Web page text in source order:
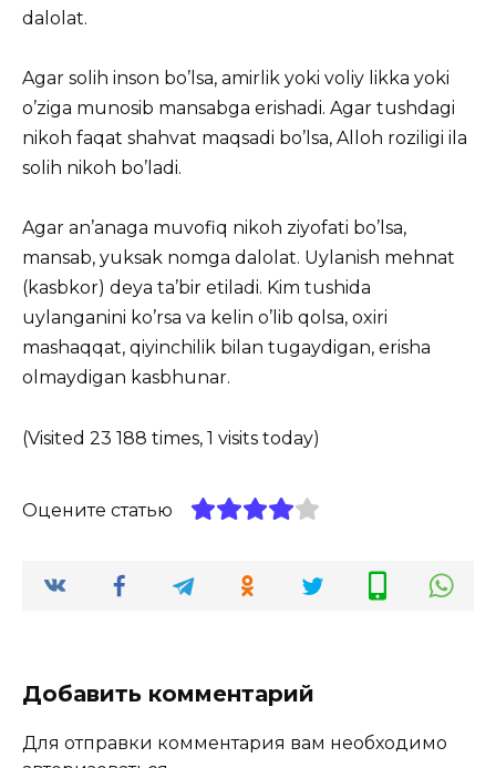
dalolat.
Agar solih inson bo’lsa, amirlik yoki voliy likka yoki
o’ziga munosib mansabga erishadi. Agar tushdagi
nikoh faqat shahvat maqsadi bo’lsa, Alloh roziligi ila
solih nikoh bo’ladi.
Agar an’anaga muvofiq nikoh ziyofati bo’lsa,
mansab, yuksak nomga dalolat. Uylanish mehnat
(kasbkor) deya ta’bir etiladi. Kim tushida
uylanganini ko’rsa va kelin o’lib qolsa, oxiri
mashaqqat, qiyinchilik bilan tugaydigan, erisha
olmaydigan kasbhunar.
(Visited 23 188 times, 1 visits today)
Оцените статью
Добавить комментарий
Для отправки комментария вам необходимо